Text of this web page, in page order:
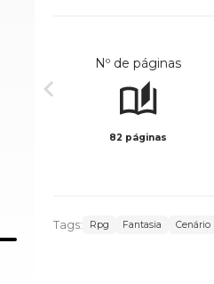
Nº de páginas
82 páginas
Tags: Rpg Fantasia Cenário